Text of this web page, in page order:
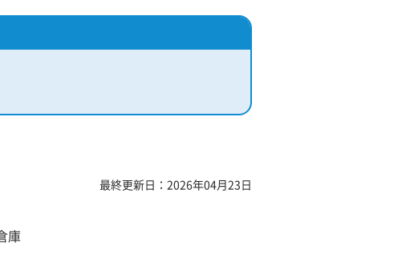
最終更新日：2026年04月23日
庫